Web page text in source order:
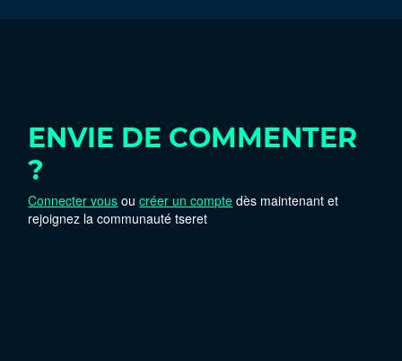
ENVIE DE COMMENTER
?
Connecter vous oucréer un compte dès maintenant et
rejoignez la communauté tseret